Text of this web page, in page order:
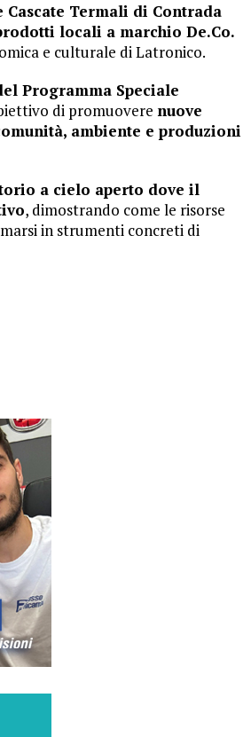
Cascate Termali di Contrada
locali a marchio De.Co.
e culturale di Latronico.
Programma Speciale
di promuovere nuove
ambiente e produzioni
a cielo aperto dove il
, dimostrando come le risorse
in strumenti concreti di